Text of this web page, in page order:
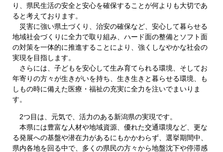
り、県民生活の安全と安心を確保することが何よりも大切であ
ると考えております。
災害に強い県土づくり、治安の確保など、安心して暮らせる
地域社会づくりに全力で取り組み、ハード面の整備とソフト面
の対策を一体的に推進することにより、強くしなやかな社会の
実現を目指します。
さらには、子どもを安心して生み育てられる環境、そしてお
年寄りの方々が生きがいを持ち、生き生きと暮らせる環境、も
しもの時に備えた医療・福祉の充実に全力を注いでまいりま
す。
2つ目は、元気で、活力のある新潟県の実現です。
本県には豊富な人材や地域資源、優れた交通環境など、更な
る発展への基盤や潜在力があるにもかかわらず、選挙期間中、
県内各地を回る中で、多くの県民の方々から地盤沈下や停滞感